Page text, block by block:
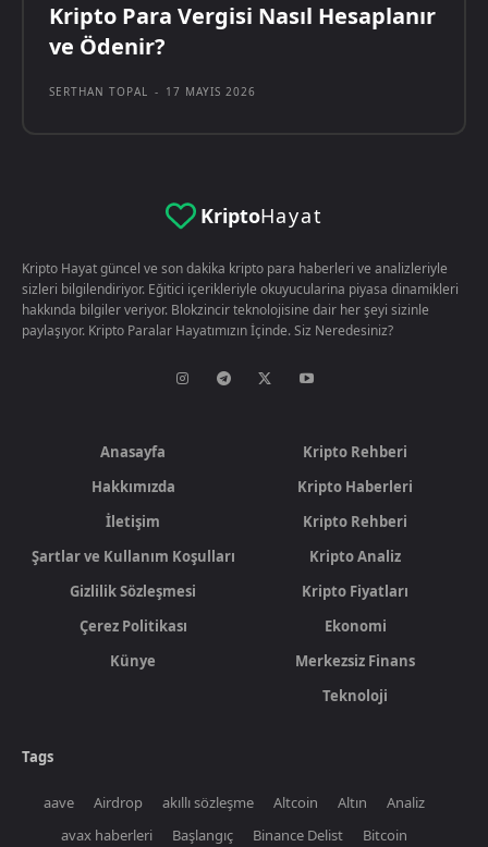
Kripto Para Vergisi Nasıl Hesaplanır
ve Ödenir?
SERTHAN TOPAL - 17 MAYIS 2026
KriptoHayat
Kripto Hayat güncel ve son dakika kripto para haberleri ve analizleriyle
sizleri bilgilendiriyor. Eğitici içerikleriyle okuyucularina piyasa dinamikleri
hakkında bilgiler veriyor. Blokzincir teknolojisine dair her şeyi sizinle
paylaşıyor. Kripto Paralar Hayatımızın İçinde. Siz Neredesiniz?
Anasayfa
Hakkımızda
İletişim
Şartlar ve Kullanım Koşulları
Gizlilik Sözleşmesi
Çerez Politikası
Künye
Kripto Rehberi
Kripto Haberleri
Kripto Rehberi
Kripto Analiz
Kripto Fiyatları
Ekonomi
Merkezsiz Finans
Teknoloji
Tags
aave Airdrop akıllı sözleşme Altcoin Altın
Analiz
avax haberleri
Başlangıç Binance Delist
Bitcoin